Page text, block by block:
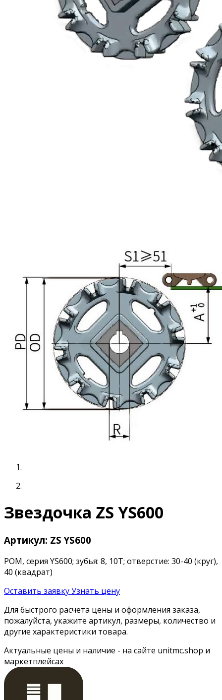
Звездочка ZS YS600
Артикул: ZS YS600
POM, серия YS600; зубья: 8, 10T; отверстие: 30-40 (круг),
40 (квадрат)
Оставить заявкуУзнать цену
Для быстрого расчета цены и оформления заказа,
пожалуйста, укажите артикул, размеры, количество и
другие характеристики товара.
Актуальные цены и наличие - на сайте unitmc.shop и
маркетплейсах